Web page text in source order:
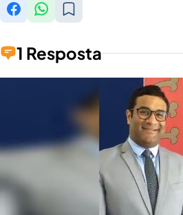
1 Resposta